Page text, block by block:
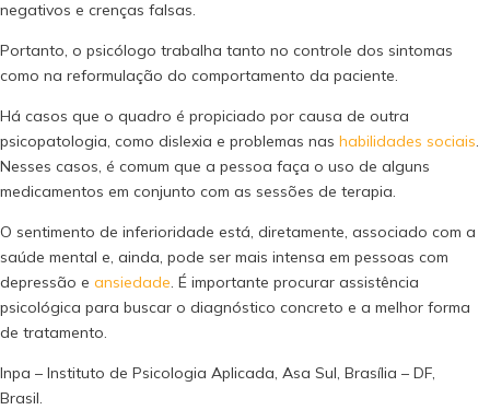
negativos e crenças falsas.
Portanto, o psicólogo trabalha tanto no controle dos sintomas
como na reformulação do comportamento da paciente.
Há casos que o quadro é propiciado por causa de outra
psicopatologia, como dislexia e problemas nas habilidades sociais.
Nesses casos, é comum que a pessoa faça o uso de alguns
medicamentos em conjunto com as sessões de terapia.
O sentimento de inferioridade está, diretamente, associado com a
saúde mental e, ainda, pode ser mais intensa em pessoas com
depressão e ansiedade. É importante procurar assistência
psicológica para buscar o diagnóstico concreto e a melhor forma
de tratamento.
Inpa – Instituto de Psicologia Aplicada, Asa Sul, Brasília – DF,
Brasil.